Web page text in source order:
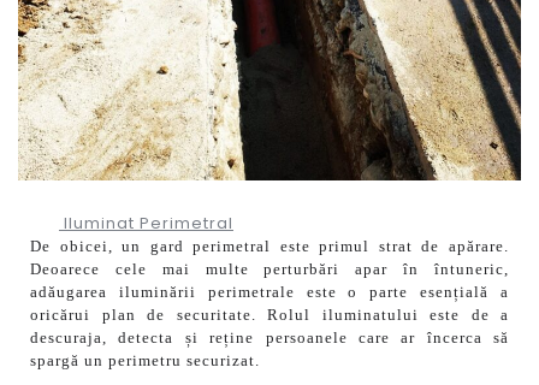
Iluminat Perimetral
De obicei, un gard perimetral este primul strat de apărare.
Deoarece cele mai multe perturbări apar în întuneric,
adăugarea iluminării perimetrale este o parte esențială a
oricărui plan de securitate. Rolul iluminatului este de a
descuraja, detecta și reține persoanele care ar încerca să
spargă un perimetru securizat.